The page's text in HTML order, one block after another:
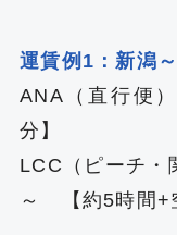
運賃例1：新潟
ANA（直行便
分】
LCC（ピーチ・
～ 【約5時間+